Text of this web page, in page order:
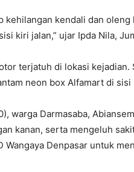
kehilangan kendali dan
kiri jalan,” ujar Ipda Nila,
terjatuh di lokasi kejadian.
neon box Alfamart di sisi
warga Darmasaba,
kanan, serta mengeluh
Denpasar untuk